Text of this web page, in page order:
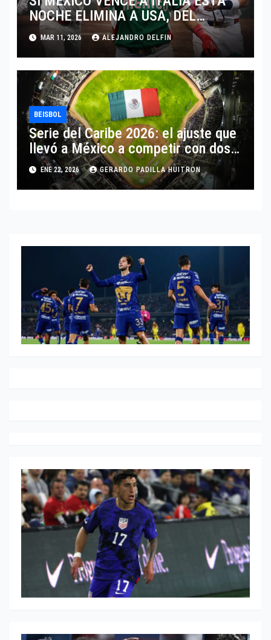
NOCHE ELIMINA A USA, DEL
MUNDIAL DE BEISBOL 2026
MAR 11, 2026 ALEJANDRO DELFIN
BEISBOL
Serie del Caribe 2026: el ajuste que
llevó a México a competir con dos
equipos
ENE 22, 2026 GERARDO PADILLA HUITRON